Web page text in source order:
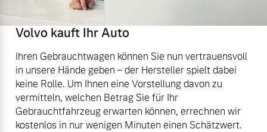
Volvo kauft Ihr Auto
Ihren Gebrauchtwagen können Sie nun vertrauensvoll
in unsere Hände geben – der Hersteller spielt dabei
keine Rolle. Um Ihnen eine Vorstellung davon zu
vermitteln, welchen Betrag Sie für Ihr
Gebrauchtfahrzeug erwarten können, errechnen wir
kostenlos in nur wenigen Minuten einen Schätzwert.